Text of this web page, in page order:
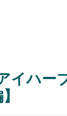
イハー